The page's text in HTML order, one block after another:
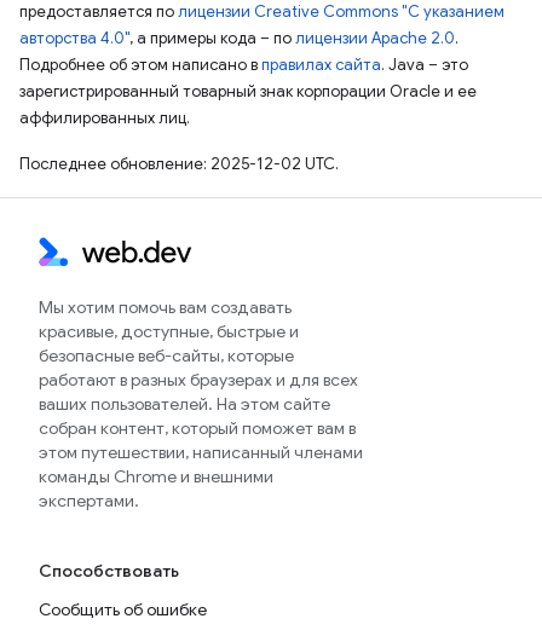
предоставляется полицензии Creative Commons "С указанием
авторства 4.0", а примеры кода – полицензии Apache 2.0.
Подробнее об этом написано вправилах сайта. Java – это
зарегистрированный товарный знак корпорации Oracle и ее
аффилированных лиц.
Последнее обновление: 2025-12-02 UTC.
Мы хотим помочь вам создавать
красивые, доступные, быстрые и
безопасные веб-сайты, которые
работают в разных браузерах и для всех
ваших пользователей. На этом сайте
собран контент, который поможет вам в
этом путешествии, написанный членами
команды Chrome и внешними
экспертами.
Способствовать
Сообщить об ошибке